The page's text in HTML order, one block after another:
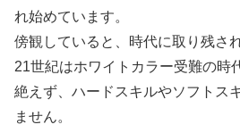
れ始めています。
傍観していると、時代に取り残さ
21世紀はホワイトカラー受難の時
絶えず、ハードスキルやソフトス
ません。